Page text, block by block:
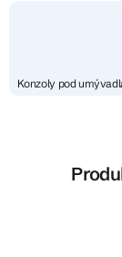
Konzoly pod